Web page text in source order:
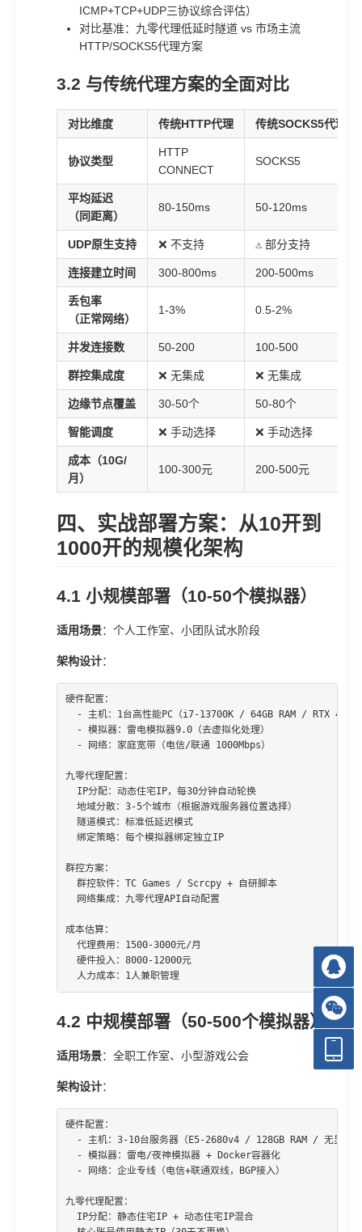
ICMP+TCP+UDP三协议综合评估）
对比基准：九零代理低延时隧道 vs 市场主流
HTTP/SOCKS5代理方案
3.2 与传统代理方案的全面对比
对比维度 传统HTTP代理 传统SOCKS5代理
协议类型
HTTP
CONNECT
SOCKS5
平均延迟
（同距离）
80-150ms 50-120ms
UDP原生支持 ❌ 不支持 ⚠️ 部分支持
连接建立时间 300-800ms 200-500ms
丢包率
（正常网络）
1-3% 0.5-2%
并发连接数 50-200 100-500
群控集成度 ❌ 无集成 ❌ 无集成
边缘节点覆盖 30-50个 50-80个
智能调度 ❌ 手动选择 ❌ 手动选择
成本（10G/
月）
100-300元 200-500元
四、实战部署方案：从10开到
1000开的规模化架构
4.1 小规模部署（10-50个模拟器）
适用场景：个人工作室、小团队试水阶段
架构设计：
硬件配置：
- 主机：1台高性能PC（i7-13700K / 64GB RAM / RTX 4060
  - 模拟器：雷电模拟器9.0（去虚拟化处理）
  - 网络：家庭宽带（电信/联通 1000Mbps）
九零代理配置：
  IP分配：动态住宅IP，每30分钟自动轮换
  地域分散：3-5个城市（根据游戏服务器位置选择）
  隧道模式：标准低延迟模式
  绑定策略：每个模拟器绑定独立IP
群控方案：
  群控软件：TC Games / Scrcpy + 自研脚本
  网络集成：九零代理API自动配置
成本估算：
  代理费用：1500-3000元/月
  硬件投入：8000-12000元
  人力成本：1人兼职管理
4.2 中规模部署（50-500个模拟器）
适用场景：全职工作室、小型游戏公会
架构设计：
硬件配置：
  - 主机：3-10台服务器（E5-2680v4 / 128GB RAM / 无显卡）
  - 模拟器：雷电/夜神模拟器 + Docker容器化
  - 网络：企业专线（电信+联通双线，BGP接入）
九零代理配置：
  IP分配：静态住宅IP + 动态住宅IP混合